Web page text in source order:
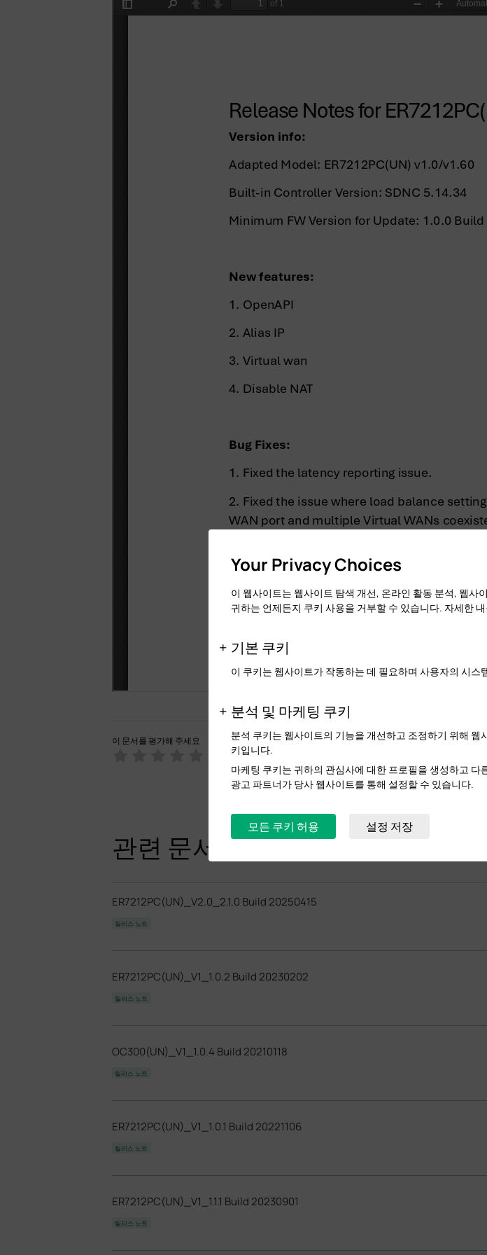
이 문서를 평가해 주세요
관련 문서
ER7212PC(UN)_V2.0_2.1.0 Build 20250415
릴리스 노트
ER7212PC(UN)_V1_1.0.2 Build 20230202
릴리스 노트
OC300(UN)_V1_1.0.4 Build 20210118
릴리스 노트
ER7212PC(UN)_V1_1.0.1 Build 20221106
릴리스 노트
ER7212PC(UN)_V1_1.1.1 Build 20230901
릴리스 노트
Your Privacy Choices
이 웹사이트는 웹사이트 탐색 개선, 온라인 활동 분석, 웹사
귀하는 언제든지 쿠키 사용을 거부할 수 있습니다. 자세한
기본 쿠키
이 쿠키는 웹사이트가 작동하는 데 필요하며 사용자의 시스
분석 및 마케팅 쿠키
분석 쿠키는 웹사이트의 기능을 개선하고 조정하기 위해
키입니다.
마케팅 쿠키는 귀하의 관심사에 대한 프로필을 생성하고
광고 파트너가 당사 웹사이트를 통해 설정할 수 있습니다.
모든 쿠키 허용 설정 저장